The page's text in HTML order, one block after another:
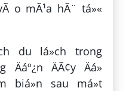
o mÃ¹a hÃ¨ tá»«
du lá»ch trong
ÄÃ¢y Äá»
biá»n sau má»t